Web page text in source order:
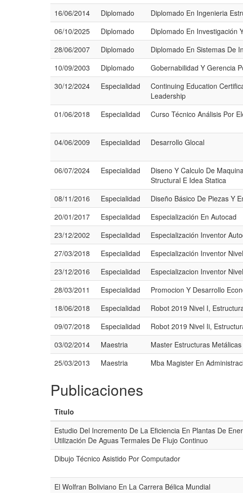
16/06/2014
Diplomado Diplomado En Ingenieria
06/10/2025
Diplomado Diplomado En Investigación
28/06/2007
Diplomado Diplomado En Sistemas De
10/09/2003
Diplomado Gobernabilidad Y Gerencia
30/12/2024
Especialidad
Continuing Education
Leadership
01/06/2018 Especialidad Curso Técnico Análisis Por
04/06/2009 Especialidad Desarrollo Glocal
06/07/2024 Especialidad
Diseno Y Calculo De
Structural E Idea Statica
08/11/2016 Especialidad Diseño Básico De Piezas Y
20/01/2017
Especialidad Especialización En Autocad
23/12/2002
Especialidad Especialización Inventor
27/03/2018
Especialidad Especialización Inventor
23/12/2016
Especialidad Especializacion Inventor
28/03/2011
Especialidad Promocion Y Desarrollo
18/06/2018
Especialidad Robot 2019 Nivel I,
09/07/2018
Especialidad Robot 2019 Nivel Ii,
03/02/2014
Maestria Master Estructuras
25/03/2013
Maestria Mba Magister En
Publicaciones
Titulo
Estudio Del Incremento De La Eficiencia En Plantas De
Utilización De Aguas Termales De Flujo Continuo
Dibujo Técnico Asistido Por Computador
El Wolfran Boliviano En La Carrera Bélica Mundial